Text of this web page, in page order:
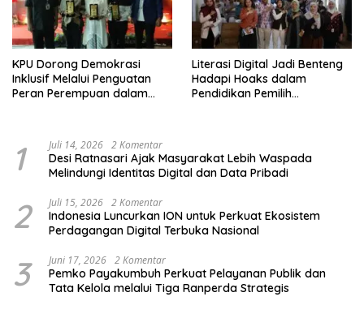
KPU Dorong Demokrasi
Inklusif Melalui Penguatan
Peran Perempuan dalam
Literasi Digital Jadi Benteng
Hadapi Hoaks dalam
Pendidikan Pemilih
1 Juli 14, 2026 2 Komentar
Desi Ratnasari Ajak Masyarakat Lebih Waspada
Melindungi Identitas Digital dan Data Pribadi
2 Juli 15, 2026 2 Komentar
Indonesia Luncurkan ION untuk Perkuat Ekosistem
Perdagangan Digital Terbuka Nasional
3 Juni 17, 2026 2 Komentar
Pemko Payakumbuh Perkuat Pelayanan Publik dan
Tata Kelola melalui Tiga Ranperda Strategis